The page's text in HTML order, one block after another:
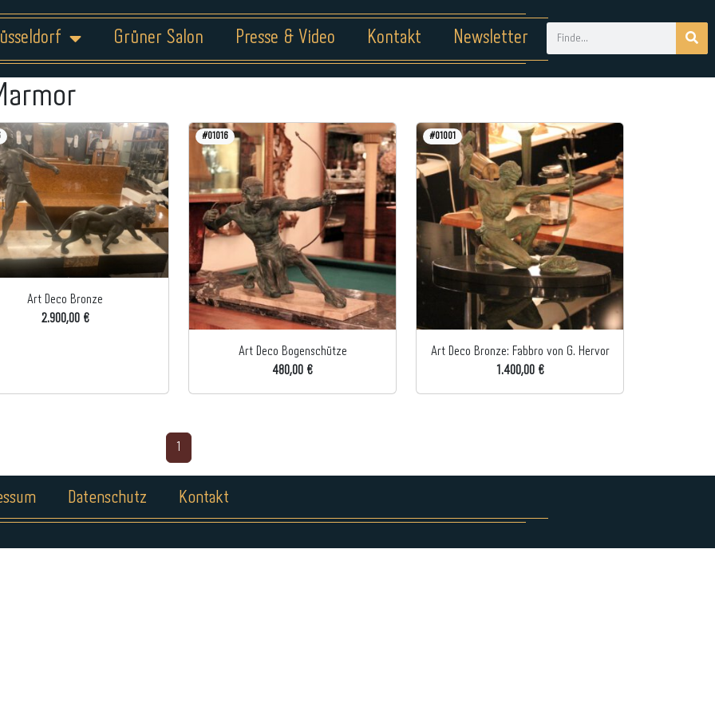
Grüner Salon Presse & Video Kontakt Newsletter
Art Deco Bronze
2.900,00 €
#01016
Art Deco Bogenschütze
480,00 €
#01001
Art Deco Bronze: Fabbro von G. Hervor
1.400,00 €
Datenschutz Kontakt